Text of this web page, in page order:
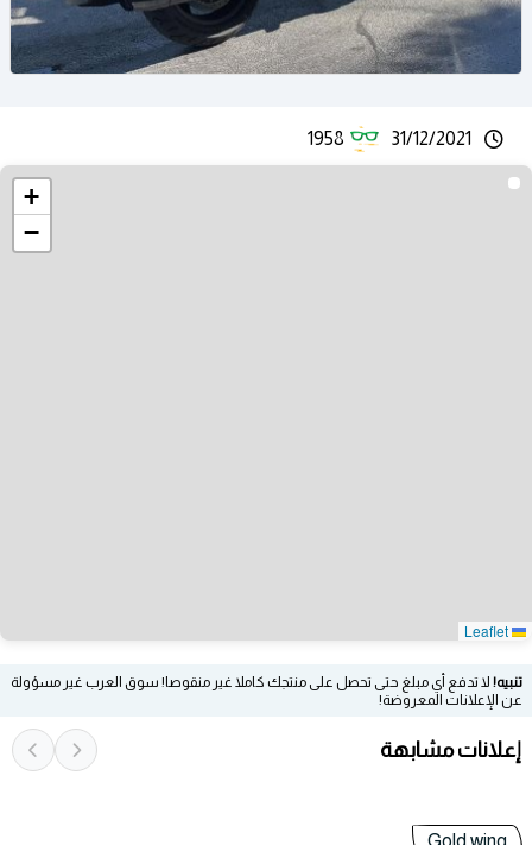
31/12/2021
1958
+
−
تنبيه! لا تدفع أي مبلغ حتى تحصل على منتجك كاملا غير منقوصا! سوق العرب غير مسؤولة
عن الإعلانات المعروضة!
إعلانات مشابهة